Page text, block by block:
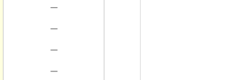
－
－
－
－